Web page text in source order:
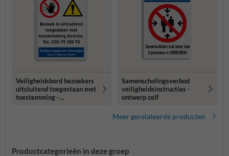
Veiligheidsbord bezoekers
uitsluitend toegestaan met
toestemming -
Samenscholingsverbod
veiligheidsinstructies -
ontwerp zelf
Meer gerelateerde producten
Productcategorieën in deze groep